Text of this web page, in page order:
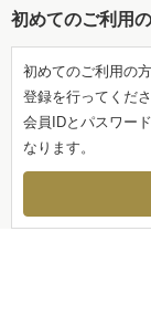
初めてのご利用
初めてのご利用の
登録を行ってくださ
会員IDとパスワー
なります。